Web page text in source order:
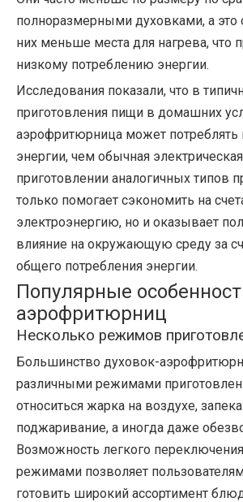
полноразмерными духовками, а это
них меньше места для нагрева, что
низкому потреблению энергии.
Исследования показали, что в
приготовления пищи в домашних
аэрофритюрница может потреблять
энергии, чем обычная
приготовлении аналогичных типов
только помогает сэкономить на
электроэнергию, но и оказывает
влияние на окружающую среду за
общего потребления энергии.
Популярные
аэрофритюрниц
Несколько режимов
Большинство духовок-
различными режимами
относиться жарка на воздухе,
поджаривание, а иногда даже
Возможность легкого
режимами позволяет
готовить широкий ассортимент